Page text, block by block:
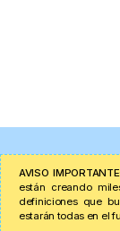
AVISO IMPORTANTE:
están creando
definiciones que
estarán todas en el